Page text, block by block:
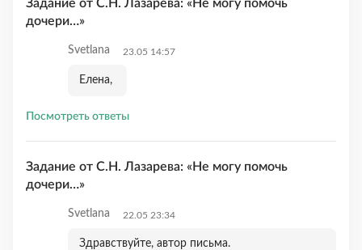
Задание от С.Н. Лазарева: «Не могу помочь
дочери…»
Svetlana 23.05 14:57
Елена,
Посмотреть ответы
Задание от С.Н. Лазарева: «Не могу помочь
дочери…»
Svetlana 22.05 23:34
Здравствуйте, автор письма.